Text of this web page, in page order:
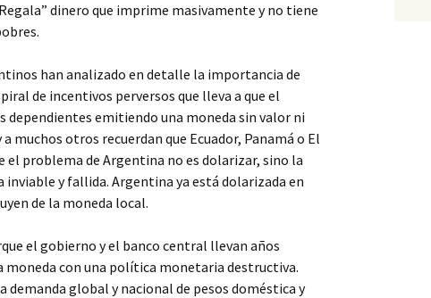
dinero que imprime masivamente y no tiene
han analizado en detalle la importancia de
de incentivos perversos que lleva a que el
dependientes emitiendo una moneda sin valor ni
muchos otros recuerdan que Ecuador, Panamá o El
el problema de Argentina no es dolarizar, sino la
inviable y fallida. Argentina ya está dolarizada en
de la moneda local.
el gobierno y el banco central llevan años
moneda con una política monetaria destructiva.
demanda global y nacional de pesos doméstica y